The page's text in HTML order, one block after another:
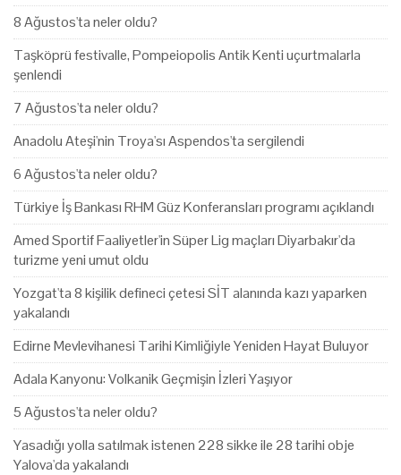
8 Ağustos'ta neler oldu?
Taşköprü festivalle, Pompeiopolis Antik Kenti uçurtmalarla
şenlendi
7 Ağustos'ta neler oldu?
Anadolu Ateşi'nin Troya'sı Aspendos'ta sergilendi
6 Ağustos'ta neler oldu?
Türkiye İş Bankası RHM Güz Konferansları programı açıklandı
Amed Sportif Faaliyetler'in Süper Lig maçları Diyarbakır'da
turizme yeni umut oldu
Yozgat'ta 8 kişilik defineci çetesi SİT alanında kazı yaparken
yakalandı
Edirne Mevlevihanesi Tarihi Kimliğiyle Yeniden Hayat Buluyor
Adala Kanyonu: Volkanik Geçmişin İzleri Yaşıyor
5 Ağustos'ta neler oldu?
Yasadığı yolla satılmak istenen 228 sikke ile 28 tarihi obje
Yalova'da yakalandı